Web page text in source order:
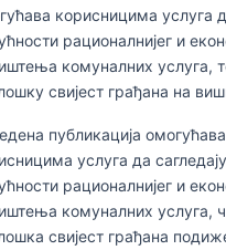
корисницима услуга
рационалнијег и
комуналних услуга,
свијест грађана на
публикација омогућава
услуга да сагледају
рационалнијег и
комуналних услуга,
свијест грађана